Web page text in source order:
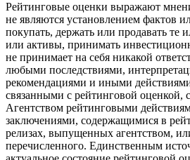
Рейтинговые оценки выражают
не являются установлением фактов
покупать, держать или продавать те
или активы, принимать
не принимает на себя никакой
любыми последствиями,
рекомендациями и иными
связанными с рейтинговой оценкой,
Агентством рейтинговыми
заключениями, содержащимися в
релизах, выпущенных агентством,
перечисленного. Единственным